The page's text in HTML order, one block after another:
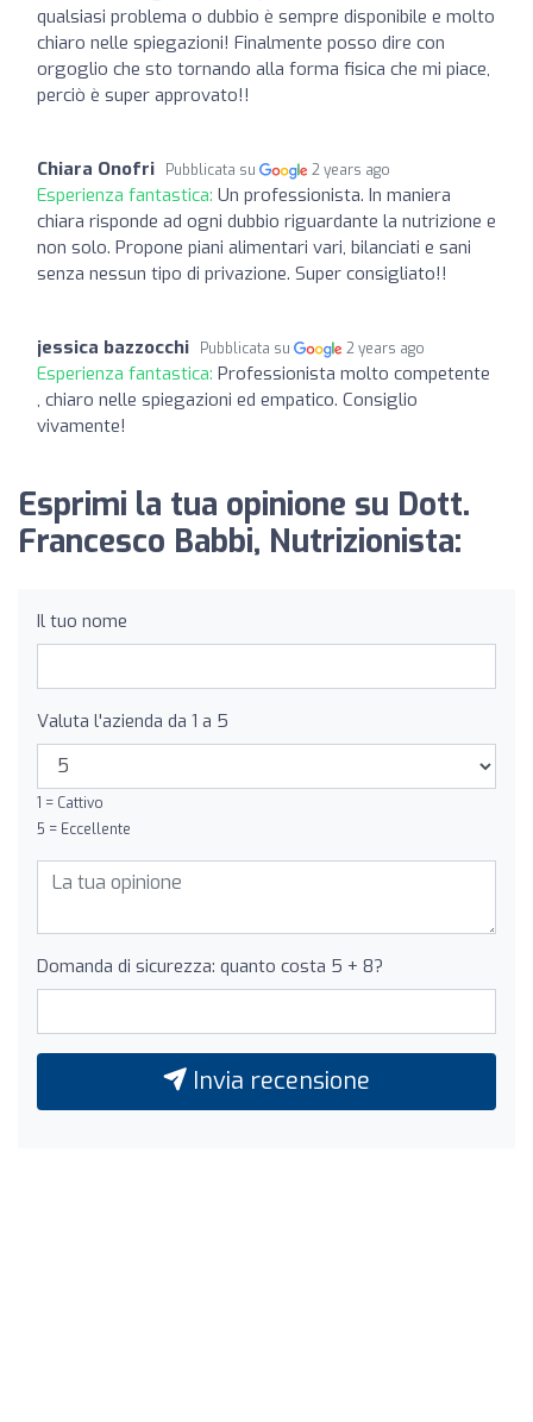
qualsiasi problema o dubbio è sempre disponibile e molto
chiaro nelle spiegazioni! Finalmente posso dire con
orgoglio che sto tornando alla forma fisica che mi piace,
perciò è super approvato!!
Chiara Onofri Pubblicata su 2 years ago
Esperienza fantastica: Un professionista. In maniera
chiara risponde ad ogni dubbio riguardante la nutrizione e
non solo. Propone piani alimentari vari, bilanciati e sani
senza nessun tipo di privazione. Super consigliato!!
jessica bazzocchi Pubblicata su 2 years ago
Esperienza fantastica: Professionista molto competente
, chiaro nelle spiegazioni ed empatico. Consiglio
vivamente!
Esprimi la tua opinione su Dott.
Francesco Babbi, Nutrizionista:
Il tuo nome
Valuta l'azienda da 1 a 5
1 = Cattivo
5 = Eccellente
Domanda di sicurezza: quanto costa 5 + 8?
Invia recensione